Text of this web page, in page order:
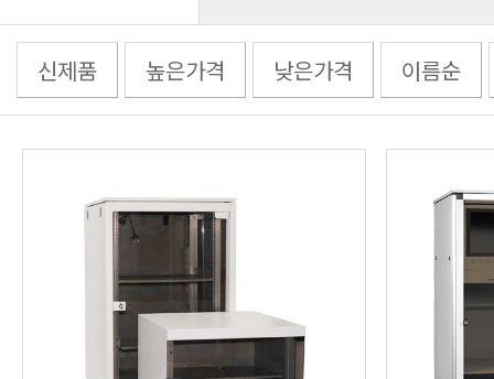
신제품 높은가격 낮은가격 이름순